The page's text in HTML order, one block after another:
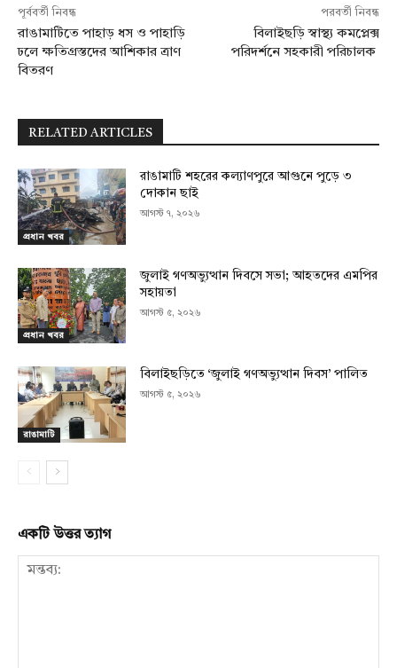
পূর্ববর্তী নিবন্ধ
রাঙামাটিতে পাহাড় ধস ও পাহাড়ি
ঢলে ক্ষতিগ্রস্তদের আশিকার ত্রাণ
বিতরণ
পরবর্তী নিবন্ধ
বিলাইছড়ি স্বাস্থ্য কমপ্লেক্স
পরিদর্শনে সহকারী পরিচালক
RELATED ARTICLES
প্রধান খবর
রাঙামাটি শহরের কল্যাণপুরে আগুনে পুড়ে ৩
দোকান ছাই
আগস্ট ৭, ২০২৬
প্রধান খবর
জুলাই গণঅভ্যুত্থান দিবসে সভা; আহতদের এমপির
সহায়তা
আগস্ট ৫, ২০২৬
রাঙামাটি
বিলাইছড়িতে ‘জুলাই গণঅভ্যুত্থান দিবস’ পালিত
আগস্ট ৫, ২০২৬
একটি উত্তর ত্যাগ